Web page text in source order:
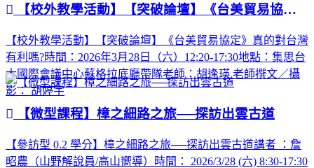
【校外教學活動】【突破論壇】《台美貿易協定》真的對台灣有利嗎?
【校外教學活動】【突破論壇】《台美貿易協定》真的對台灣
有利嗎?時間：2026年3月28日（六）12:20-17:30地點：集思台
大國際會議中心蘇格拉底廳帶隊老師：胡逢瑛 老師撰文／攝
影： 胡婷宇
【微型課程】樟之細路之旅──探訪出雲古道
【參訪型 0.2 學分】樟之細路之旅──探訪出雲古道講者 ：詹
昭農（山野解說員/高山嚮導）時間： 2026/3/28 (六) 8:30-17:30